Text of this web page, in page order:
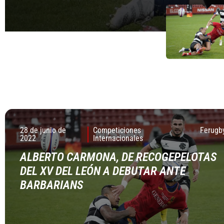
28 de junio de
2022
Competiciones
Internacionales
ALBERTO CARMONA, DE RECOGEPELOTAS
DEL XV DEL LEÓN A DEBUTAR ANTE
BARBARIANS